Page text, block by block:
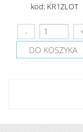
kod: KR1ZLOT
DO KOSZYKA